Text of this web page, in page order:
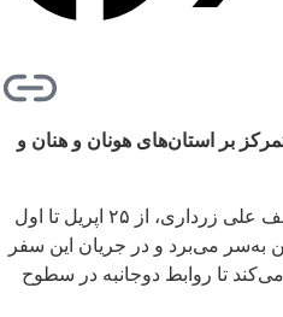
بر استان‌های هونان و هنان و
بیجینگ: رئیس‌جمهور پاکستان، آصف علی زرداری، از ۲۵ اپریل تا اول
می‌برد و در جریان این سفر
می‌کند تا روابط دوجانبه در سطوح